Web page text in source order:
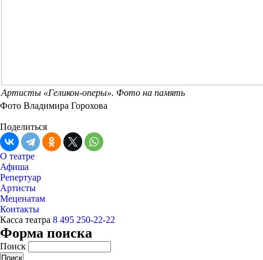
Артисты «Геликон-оперы». Фото на память
Фото Владимира Горохова
Поделиться
О театре
Афиша
Репертуар
Артисты
Меценатам
Контакты
Касса театра 8 495 250-22-22
Форма поиска
Поиск